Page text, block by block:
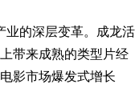
业的深层变革。成龙活
带来成熟的类型片经
影市场爆发式增长